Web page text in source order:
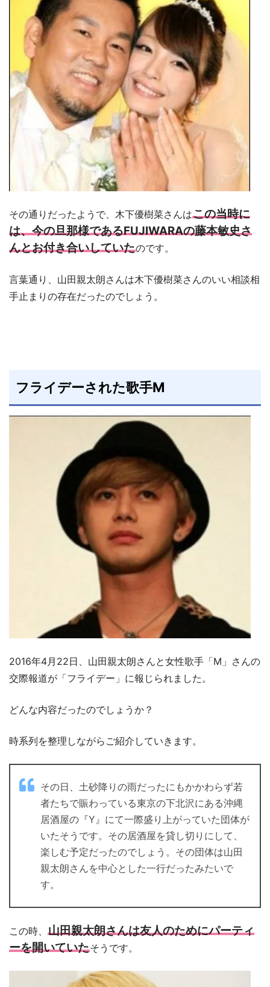
その通りだったようで、木下優樹菜さんはこの当時に
は、今の旦那様であるFUJIWARAの藤本敏史さ
んとお付き合いしていたのです。
言葉通り、山田親太朗さんは木下優樹菜さんのいい相談相
手止まりの存在だったのでしょう。
フライデーされた歌手M
2016年4月22日、山田親太朗さんと女性歌手「M」さんの
交際報道が「フライデー」に報じられました。
どんな内容だったのでしょうか？
時系列を整理しながらご紹介していきます。
その日、土砂降りの雨だったにもかかわらず若
者たちで賑わっている東京の下北沢にある沖縄
居酒屋の『Y』にて一際盛り上がっていた団体が
いたそうです。その居酒屋を貸し切りにして、
楽しむ予定だったのでしょう。その団体は山田
親太朗さんを中心とした一行だったみたいで
す。
この時、 山田親太朗さんは友人のためにパーティ
ーを開いていたそうです。